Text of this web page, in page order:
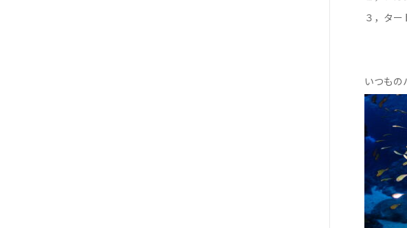
３，ター
いつもの